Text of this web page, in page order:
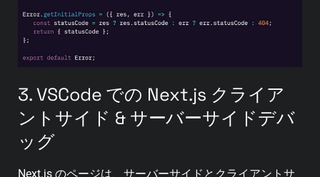
3. VSCode での Next.js クライア
ントサイド & サーバーサイドデバ
ッグ
Next.js のページは、サーバーサイドとクライアントサ